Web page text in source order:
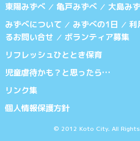
東陽みずべ ／ 亀戸みずべ ／ 大島み
みずべについて ／ みずべの1日 ／ 利
るお問い合せ ／ ボランティア募集
リフレッシュひととき保育
児童虐待かも？と思ったら…
リンク集
個人情報保護方針
© 2012 Koto City. All